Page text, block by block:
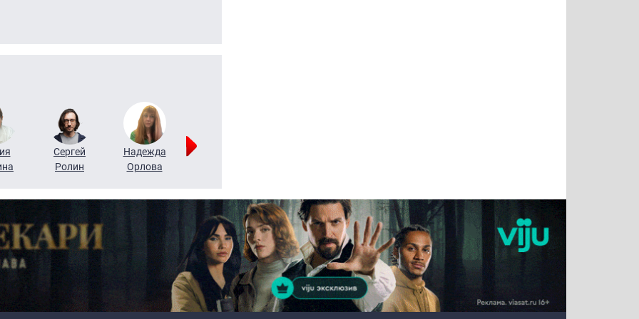
Сергей
Ролин
Надежда
Орлова